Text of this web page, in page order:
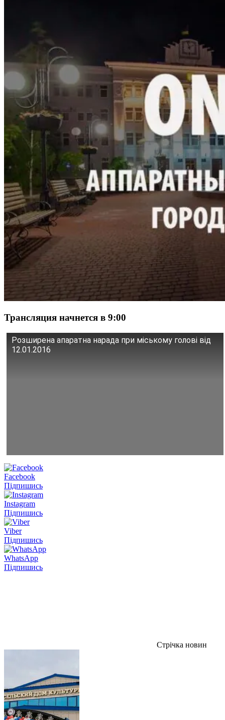
Трансляция начнется в 9:00
Розширена апаратна нарада при міському голові від
12.01.2016
Facebook
Підпишись
Instagram
Підпишись
Viber
Підпишись
WhatsApp
Підпишись
Стрічка новин